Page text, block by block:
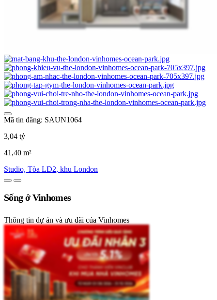
Mã tin đăng: SAUN1064
3,04 tỷ
41,40 m²
Studio, Tòa LD2, khu London
Sống ở Vinhomes
Thông tin dự án và ưu đãi của Vinhomes